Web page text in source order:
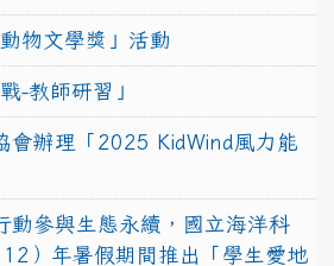
物文學獎」活動
-教師研習」
會辦理「2025 KidWind風力能
動參與生態永續，國立海洋科
）年暑假期間推出「學生愛地